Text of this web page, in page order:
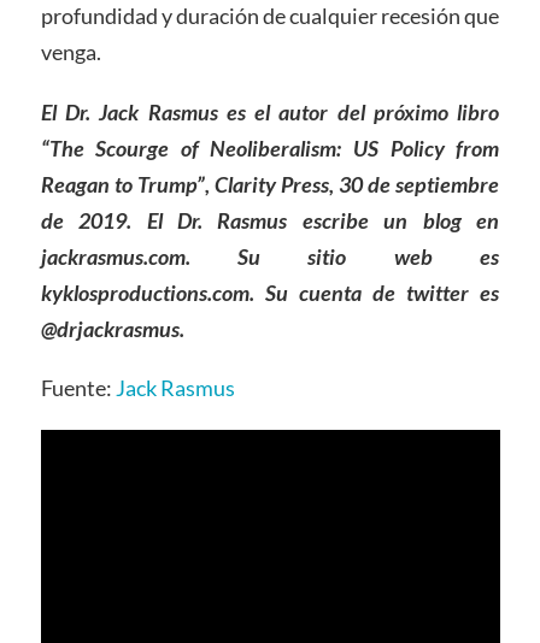
profundidad y duración de cualquier recesión que
venga.
El Dr. Jack Rasmus es el autor del próximo libro
“The Scourge of Neoliberalism: US Policy from
Reagan to Trump”, Clarity Press, 30 de septiembre
de 2019. El Dr. Rasmus escribe un blog en
jackrasmus.com. Su sitio web es
kyklosproductions.com. Su cuenta de twitter es
@drjackrasmus.
Fuente:Jack Rasmus